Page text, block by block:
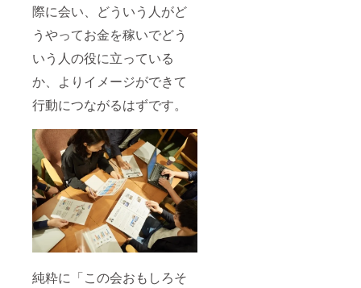
際に会い、どういう人がど
うやってお金を稼いでどう
いう人の役に立っている
か、よりイメージができて
行動につながるはずです。
純粋に「この会おもしろそ